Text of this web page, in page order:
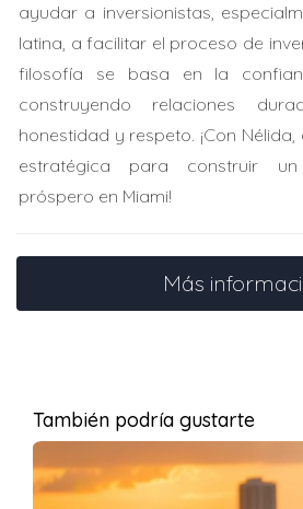
Otro error común es asegurar
inferior al costo real de
reemplazo debe reflejar
normativas vigentes. Un cálculo
dejarte con gastos inesperados
En el sur de Florida, donde los
revisar periódicamente esta cifra
Si te preocupa cuánto cuesta
CONSEJOS PARA
TU SEGURO
ayudar a inversionistas,
latina, a facilitar el proceso de
filosofía se basa en la
construyendo relaciones
honestidad y respeto. ¡Con
estratégica para construir
próspero en Miami!
Más
También podría gustarte